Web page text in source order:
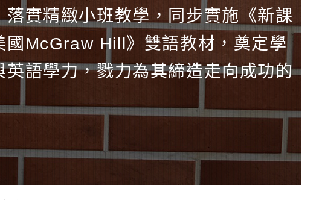
落實精緻小班教學，同步實施《新課
國McGraw Hill》雙語教材，奠定學
英語學力，戮力為其締造走向成功的